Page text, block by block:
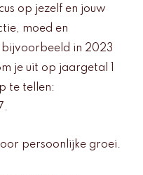
op jezelf en jouw
moed en
in 2023
je uit op jaargetal 1
te tellen:
persoonlijke groei.